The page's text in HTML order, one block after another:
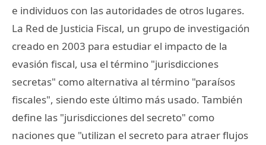
e individuos con las autoridades de otros lugares.
La Red de Justicia Fiscal, un grupo de investigación
creado en 2003 para estudiar el impacto de la
evasión fiscal, usa el término "jurisdicciones
secretas" como alternativa al término "paraísos
fiscales", siendo este último más usado. También
define las "jurisdicciones del secreto" como
naciones que "utilizan el secreto para atraer flujos